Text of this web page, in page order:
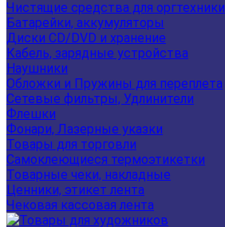
Чистящие средства для оргтехники
Батарейки, аккумуляторы
Диски CD/DVD и хранение
Кабель, зарядные устройства
Наушники
Обложки и Пружины для переплета
Сетевые фильтры, Удлинители
Флешки
Фонари, Лазерные указки
Товары для торговли
Самоклеющиеся термоэтикетки
Товарные чеки, накладные
Ценники, этикет лента
Чековая кассовая лента